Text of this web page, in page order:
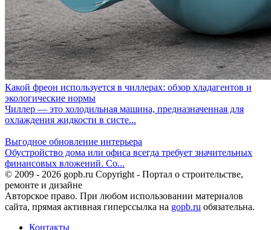
Какой фреон используется в чиллерах: обзор хладагентов и
экологические нормы
Чиллер — это холодильная машина, предназначенная для
охлаждения жидкости в систе...
Выгодное обновление интерьера
Обустройство дома или офиса всегда требует значительных
финансовых вложений. Со...
© 2009 - 2026 gopb.ru Copyright - Портал о строительстве,
ремонте и дизайне
Авторское право. При любом использовании материалов
сайта, прямая активная гиперссылка на gopb.ru обязательна.
Контакты